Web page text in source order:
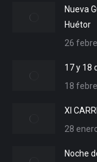
Nueva
Huétor
26
17 y 18
18
XI
28
Noche